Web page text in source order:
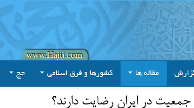
مقاله ها کشورها و فرق اسلامی حج
در ایران رضایت دارند؟